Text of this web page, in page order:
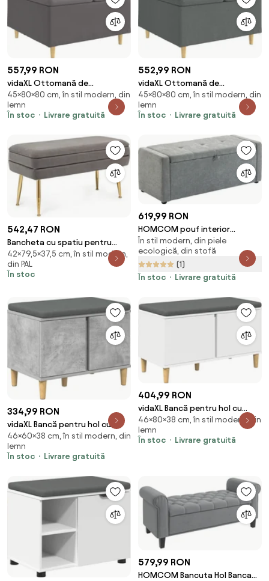
557,99 RON
vidaXL Ottomană de
depozitare Gri 80 x 80 x 45 cm
Piele artificială
45×80×80 cm, în stil modern, din
lemn
În stoc
Livrare gratuită
552,99 RON
vidaXL Ottomană de
depozitare Gri închis 80 x 80 x
45 cm țesătură
45×80×80 cm, în stil modern, din
lemn
În stoc
Livrare gratuită
542,47 RON
Bancheta cu spatiu pentru
depozitare gri inchis/auriu din
catifea si metal, 79,5 cm,
Pavlina Bizzotto
42×79,5×37,5 cm, în stil modern,
din PAL
În stoc
619,99 RON
HOMCOM pouf interior
taburet bancă suport capăt
pat | Aosom Romania
În stil modern, din piele
ecologică, din stofă
(1)
În stoc
Livrare gratuită
334,99 RON
vidaXL Bancă pentru hol cu
pernă cu ușă Gri Beton 60 x 38
x 46 cm
46×60×38 cm, în stil modern, din
lemn
În stoc
Livrare gratuită
404,99 RON
vidaXL Bancă pentru hol cu
pernă cu depozitare Alb 80 x 38
x 46 cm
46×80×38 cm, în stil modern, din
lemn
În stoc
Livrare gratuită
579,99 RON
HOMCOM Bancuta Hol Banca